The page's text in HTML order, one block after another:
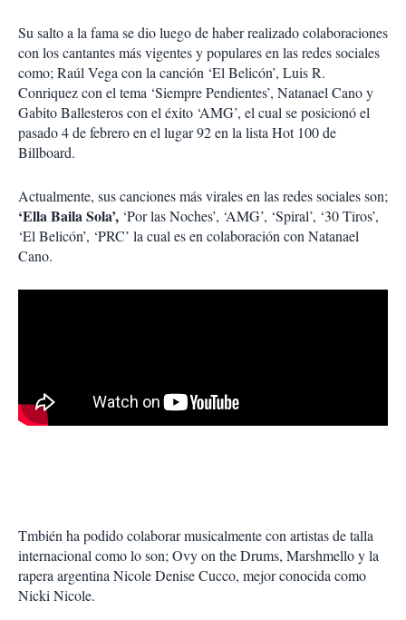
Su salto a la fama se dio luego de haber realizado colaboraciones
con los cantantes más vigentes y populares en las redes sociales
como; Raúl Vega con la canción ‘El Belicón’, Luis R.
Conriquez con el tema ‘Siempre Pendientes’, Natanael Cano y
Gabito Ballesteros con el éxito ‘AMG’, el cual se posicionó el
pasado 4 de febrero en el lugar 92 en la lista Hot 100 de
Billboard.
Actualmente, sus canciones más virales en las redes sociales son;
‘Ella Baila Sola’, ‘Por las Noches’, ‘AMG’, ‘Spiral’, ‘30 Tiros’,
‘El Belicón’, ‘PRC’ la cual es en colaboración con Natanael
Cano.
Tmbién ha podido colaborar musicalmente con artistas de talla
internacional como lo son; Ovy on the Drums, Marshmello y la
rapera argentina Nicole Denise Cucco, mejor conocida como
Nicki Nicole.